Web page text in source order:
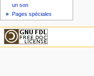
un son
Pages spéciales